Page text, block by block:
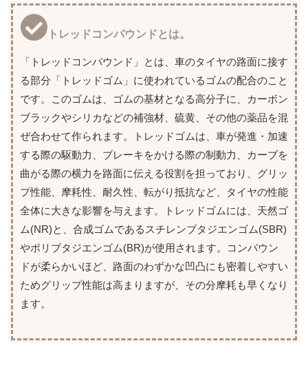
トレッドコンパウンドとは。
「トレッドコンパウンド」とは、車のタイヤの路面に接す
る部分「トレッドゴム」に使われているゴムの配合のこと
です。このゴムは、ゴムの基材となる高分子に、カーボン
ブラックやシリカなどの補強材、硫黄、その他の薬品を混
ぜ合わせて作られます。トレッドゴムは、車が発進・加速
する際の駆動力、ブレーキをかける際の制動力、カーブを
曲がる際の横力を路面に伝える役割を担っており、グリッ
プ性能、摩耗性、耐久性、転がり抵抗など、タイヤの性能
全体に大きな影響を与えます。トレッドゴムには、天然ゴ
ム(NR)と、合成ゴムであるスチレンブタジエンゴム(SBR)
やポリブタジエンゴム(BR)が使用されます。コンパウン
ドが柔らかいほど、路面のわずかな凹凸にも密着しやすい
ためグリップ性能は高まりますが、その分摩耗も早くなり
ます。